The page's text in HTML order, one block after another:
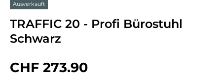
Ausverkauft
TRAFFIC 20 - Profi Bürostuhl
Schwarz
Normaler Preis
CHF 273.90